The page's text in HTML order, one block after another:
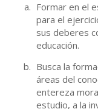
Formar en el
para el
sus deberes
educación.
Busca la
áreas del
entereza
estudio, a la